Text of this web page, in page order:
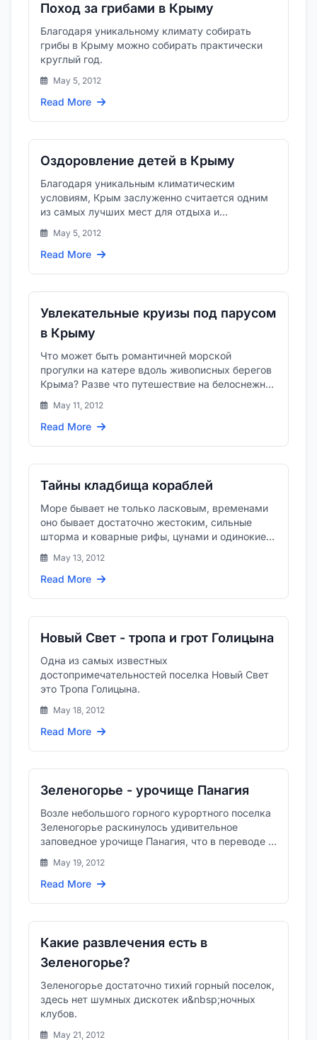
Поход за грибами в Крыму
Благодаря уникальному климату собирать
грибы в Крыму можно собирать практически
круглый год.
May 5, 2012
Read More
Оздоровление детей в Крыму
Благодаря уникальным климатическим
условиям, Крым заслуженно считается одним
из самых лучших мест для отдыха и
оздоровления.
May 5, 2012
Read More
Увлекательные круизы под парусом
в Крыму
Что может быть романтичней морской
прогулки на катере вдоль живописных берегов
Крыма? Разве что путешествие на белоснежной
яхте под настоящим парусом...
May 11, 2012
Read More
Тайны кладбища кораблей
Море бывает не только ласковым, временами
оно бывает достаточно жестоким, сильные
шторма и коварные рифы, цунами и одинокие
волны-убийцы могут легко п...
May 13, 2012
Read More
Новый Свет - тропа и грот Голицына
Одна из самых известных
достопримечательностей поселка Новый Свет
это Тропа Голицына.
May 18, 2012
Read More
Зеленогорье - урочище Панагия
Возле небольшого горного курортного поселка
Зеленогорье раскинулось удивительное
заповедное урочище Панагия, что в переводе с
греческого на русский оз...
May 19, 2012
Read More
Какие развлечения есть в
Зеленогорье?
Зеленогорье достаточно тихий горный поселок,
здесь нет шумных дискотек и&nbsp;ночных
клубов.
May 21, 2012